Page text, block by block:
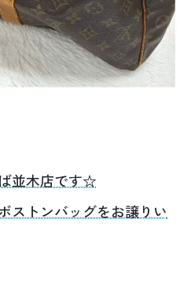
並木店です☆
ストンバッグをお譲りい